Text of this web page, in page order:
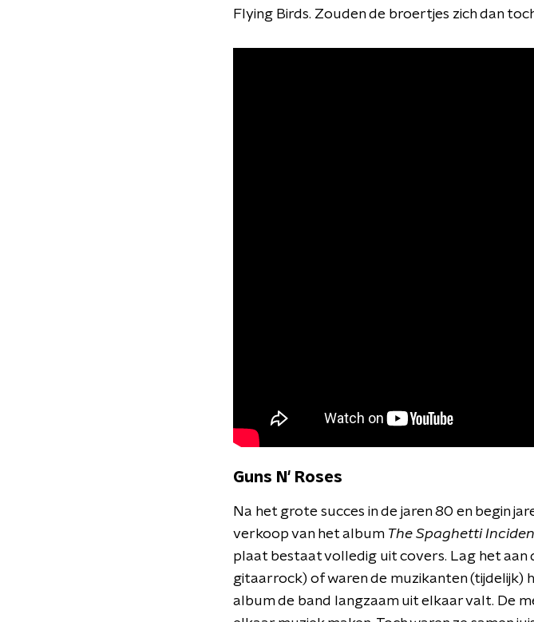
Flying Birds. Zouden de broertjes zich dan
Guns N' Roses
Na het grote succes in de jaren 80 en begin
verkoop van het album The Spaghetti
plaat bestaat volledig uit covers. Lag het aan
gitaarrock) of waren de muzikanten (tijdelijk)
album de band langzaam uit elkaar valt. De